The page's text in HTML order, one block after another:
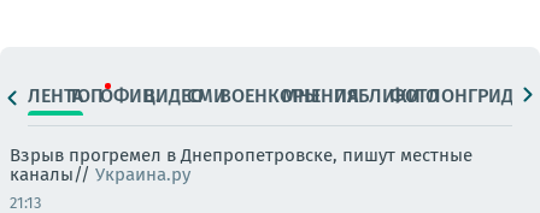
ЛЕНТАТОПОФИЦ.ВИДЕОСМИВОЕНКОРЫМНЕНИЯПАБЛИКИ
ФОТОЛОНГРИДЫ
Взрыв прогремел в Днепропетровске, пишут местные
каналы// Украина.ру
21:13